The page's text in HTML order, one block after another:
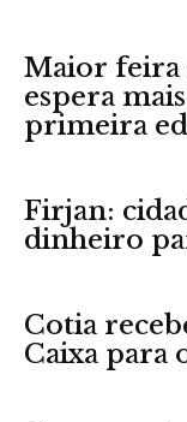
Maior feira
espera
primeira
Firjan:
dinheiro
Cotia
Caixa para